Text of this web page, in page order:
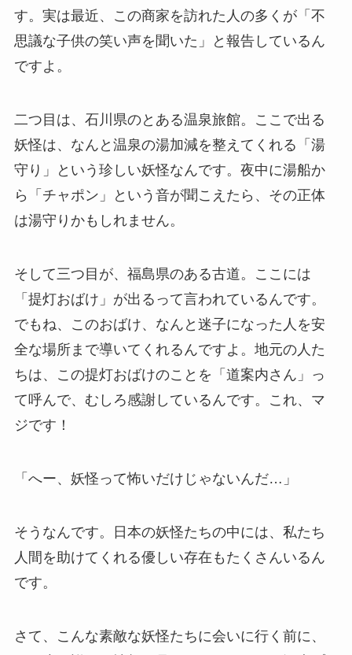
す。実は最近、この商家を訪れた人の多くが「不
思議な子供の笑い声を聞いた」と報告しているん
ですよ。
二つ目は、石川県のとある温泉旅館。ここで出る
妖怪は、なんと温泉の湯加減を整えてくれる「湯
守り」という珍しい妖怪なんです。夜中に湯船か
ら「チャポン」という音が聞こえたら、その正体
は湯守りかもしれません。
そして三つ目が、福島県のある古道。ここには
「提灯おばけ」が出るって言われているんです。
でもね、このおばけ、なんと迷子になった人を安
全な場所まで導いてくれるんですよ。地元の人た
ちは、この提灯おばけのことを「道案内さん」っ
て呼んで、むしろ感謝しているんです。これ、マ
ジです！
「へー、妖怪って怖いだけじゃないんだ…」
そうなんです。日本の妖怪たちの中には、私たち
人間を助けてくれる優しい存在もたくさんいるん
です。
さて、こんな素敵な妖怪たちに会いに行く前に、